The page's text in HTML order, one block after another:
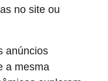
no site ou
anúncios
a mesma